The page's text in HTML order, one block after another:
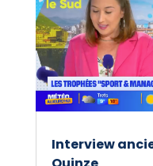
Interview